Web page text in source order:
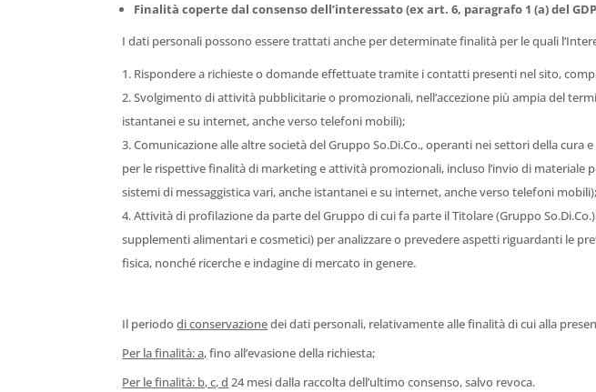
Finalità coperte dal consenso dell’interessato (ex art. 6, paragrafo 1 (a) del
I dati personali possono essere trattati anche per determinate finalità per le quali
Rispondere a richieste o domande effettuate tramite i contatti presenti nel sito,
Svolgimento di attività pubblicitarie o promozionali, nell’accezione più ampia del
istantanei e su internet, anche verso telefoni mobili);
Comunicazione alle altre società del Gruppo So.Di.Co., operanti nei settori della
per le rispettive finalità di marketing e attività promozionali, incluso l’invio di
sistemi di messaggistica vari, anche istantanei e su internet, anche verso telefoni mobili);
Attività di profilazione da parte del Gruppo di cui fa parte il Titolare (Gruppo
supplementi alimentari e cosmetici) per analizzare o prevedere aspetti riguardanti le
fisica, nonché ricerche e indagine di mercato in genere.
Il periododi conservazionedei dati personali, relativamente alle finalità di cui alla
Per la finalità: a,fino all’evasione della richiesta;
Per le finalità: b, c, d 24 mesi dalla raccolta dell’ultimo consenso, salvo revoca.